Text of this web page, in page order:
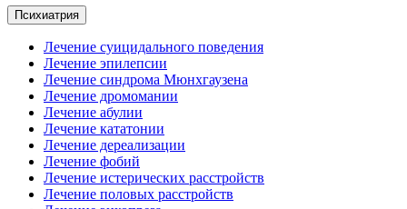
Психиатрия
Лечение суицидального поведения
Лечение эпилепсии
Лечение синдрома Мюнхгаузена
Лечение дромомании
Лечение абулии
Лечение кататонии
Лечение дереализации
Лечение фобий
Лечение истерических расстройств
Лечение половых расстройств